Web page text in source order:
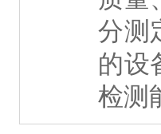
分测
的
检测